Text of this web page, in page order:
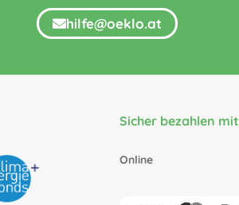
hilfe@oeklo.at
Sicher bezahlen mit
Online